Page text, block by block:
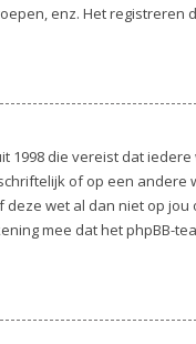
enz. Het registreren
1998 die vereist dat
of op een andere
wet al dan niet op
mee dat het phpBB-